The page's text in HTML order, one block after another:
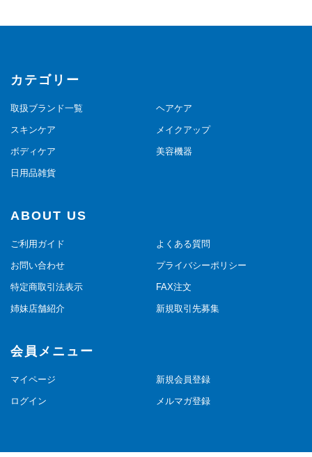
カテゴリー
取扱ブランド一覧 ヘアケア
スキンケア メイクアップ
ボディケア 美容機器
日用品雑貨
ABOUT US
ご利用ガイド よくある質問
お問い合わせ プライバシーポリシー
特定商取引法表示 FAX注文
姉妹店舗紹介 新規取引先募集
会員メニュー
マイページ 新規会員登録
ログイン メルマガ登録